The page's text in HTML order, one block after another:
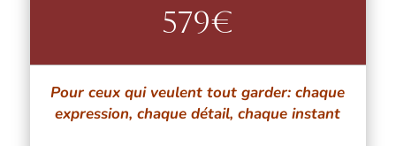
579€
Pour ceux qui veulent tout garder: chaque
expression, chaque détail, chaque instant